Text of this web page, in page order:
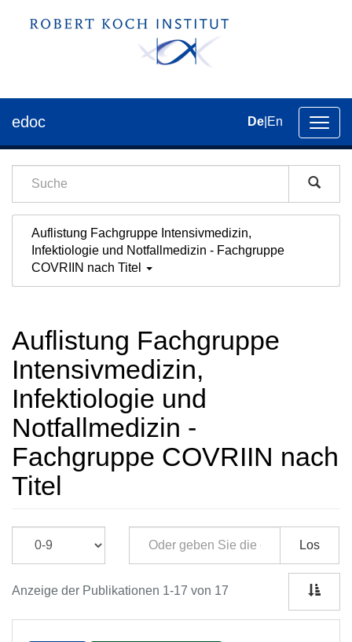
der
edoc De En
Auflistung Fachgruppe Intensivmedizin,
Infektiologie und Notfallmedizin - Fachgruppe
COVRIIN nach Titel
Auflistung Fachgruppe
Intensivmedizin,
Infektiologie und
Notfallmedizin -
Fachgruppe COVRIIN nach
Titel
Los
Anzeige der Publikationen 1-17 von 17